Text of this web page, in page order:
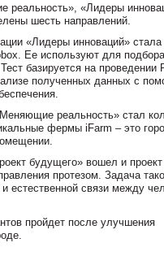
реальность», «Лидеры
шесть направлений.
«Лидеры инноваций» стала
Ее используют для
базируется на проведении
полученных данных с
реальность» стал
фермы iFarm – это
будущего» вошел и
протезом. Задача
естественной связи между
пройдет после улучшения